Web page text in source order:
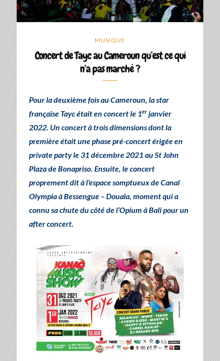
MUSIQUE
Concert de Tayc au Cameroun qu’est ce qui
n’a pas marché ?
Pour la deuxième fois au Cameroun, la star
française Tayc était en concert le 1erjanvier
2022. Un concert à trois dimensions dont la
première était une phase pré-concert érigée en
private party le 31 décembre 2021 au St John
Plaza de Bonapriso. Ensuite, le concert
proprement dit à l’espace somptueux de Canal
Olympia à Bessengue – Douala, moment qui a
connu sa chute du côté de l’Opium à Bali pour un
after concert.